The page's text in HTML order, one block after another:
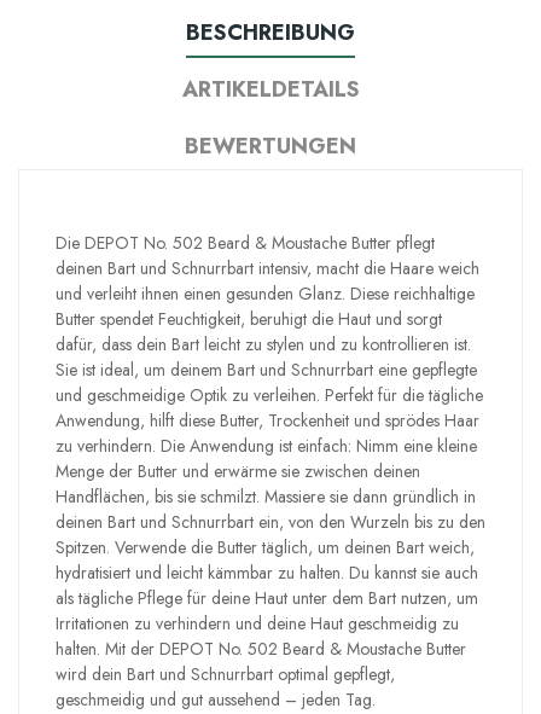
BESCHREIBUNG
ARTIKELDETAILS
BEWERTUNGEN
Die DEPOT No. 502 Beard & Moustache Butter pflegt
deinen Bart und Schnurrbart intensiv, macht die Haare weich
und verleiht ihnen einen gesunden Glanz. Diese reichhaltige
Butter spendet Feuchtigkeit, beruhigt die Haut und sorgt
dafür, dass dein Bart leicht zu stylen und zu kontrollieren ist.
Sie ist ideal, um deinem Bart und Schnurrbart eine gepflegte
und geschmeidige Optik zu verleihen. Perfekt für die tägliche
Anwendung, hilft diese Butter, Trockenheit und sprödes Haar
zu verhindern. Die Anwendung ist einfach: Nimm eine kleine
Menge der Butter und erwärme sie zwischen deinen
Handflächen, bis sie schmilzt. Massiere sie dann gründlich in
deinen Bart und Schnurrbart ein, von den Wurzeln bis zu den
Spitzen. Verwende die Butter täglich, um deinen Bart weich,
hydratisiert und leicht kämmbar zu halten. Du kannst sie auch
als tägliche Pflege für deine Haut unter dem Bart nutzen, um
Irritationen zu verhindern und deine Haut geschmeidig zu
halten. Mit der DEPOT No. 502 Beard & Moustache Butter
wird dein Bart und Schnurrbart optimal gepflegt,
geschmeidig und gut aussehend – jeden Tag.